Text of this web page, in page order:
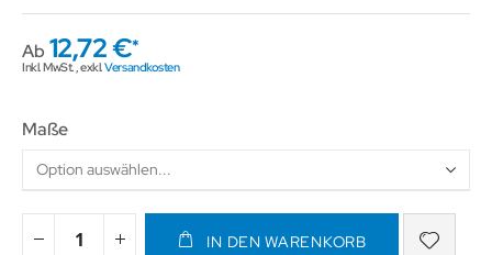
Ab 12,72 €
Inkl. MwSt.,exkl.Versandkosten
Maße
IN DEN WARENKORB